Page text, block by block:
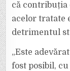
că contribuția
acelor tratate
detrimentul
„Este
fost posibil,